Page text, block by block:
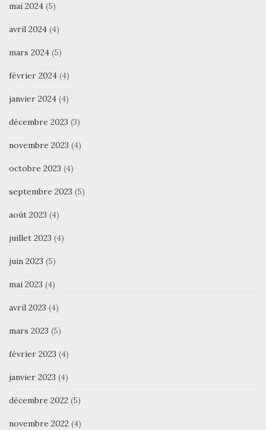
mai 2024 (5)
avril 2024 (4)
mars 2024 (5)
février 2024 (4)
janvier 2024 (4)
décembre 2023 (3)
novembre 2023 (4)
octobre 2023 (4)
septembre 2023 (5)
août 2023 (4)
juillet 2023 (4)
juin 2023 (5)
mai 2023 (4)
avril 2023 (4)
mars 2023 (5)
février 2023 (4)
janvier 2023 (4)
décembre 2022 (5)
novembre 2022 (4)